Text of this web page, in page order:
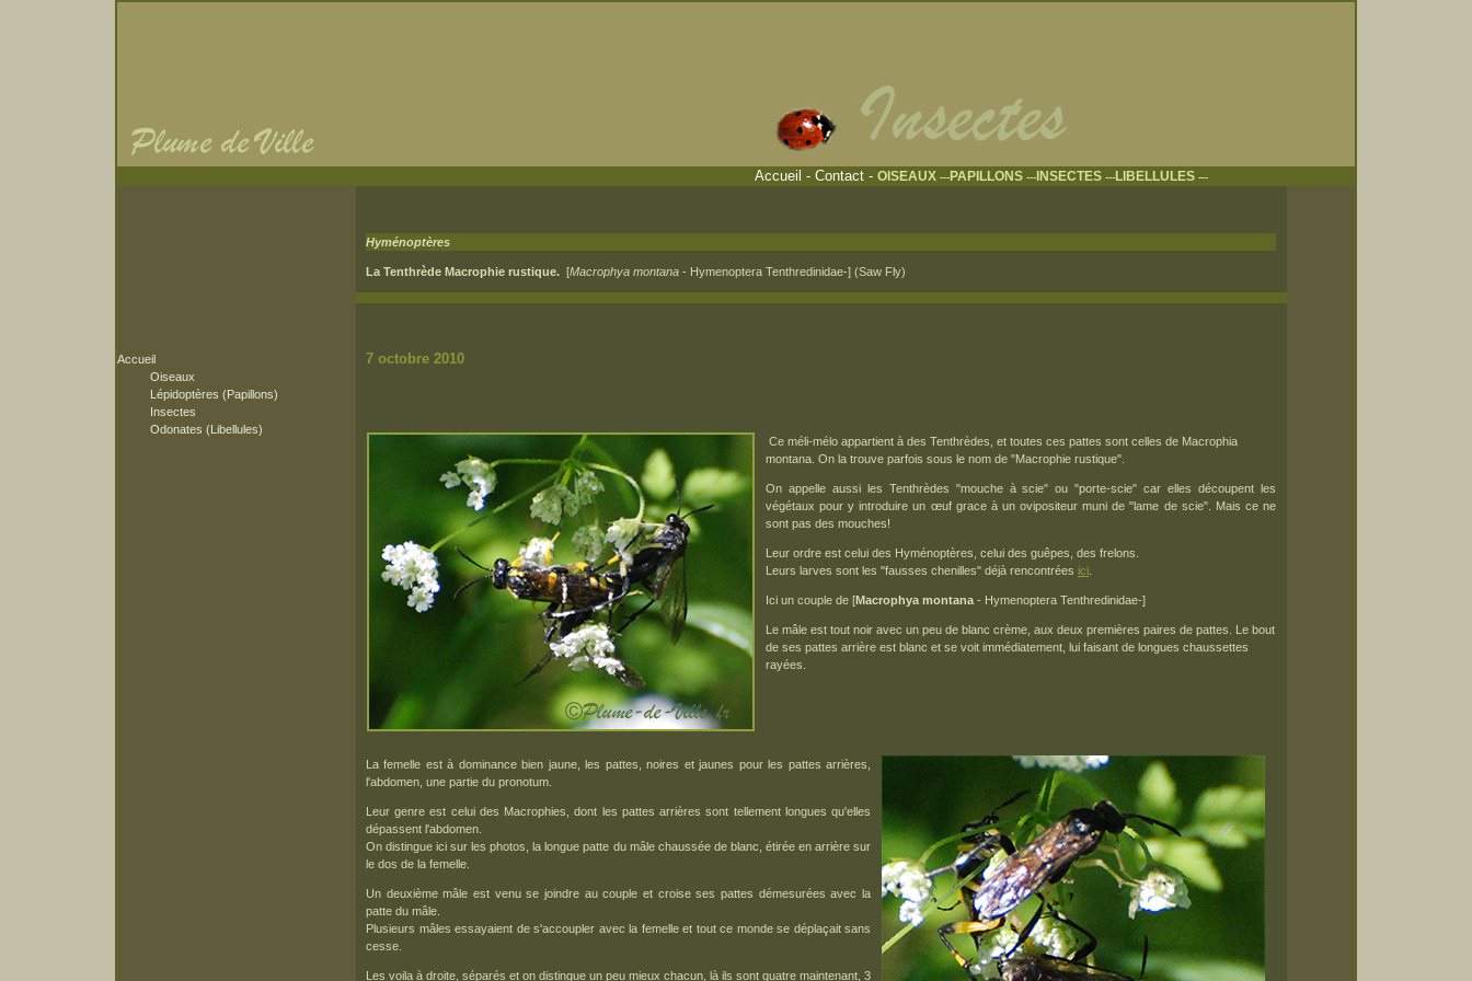
Accueil - Contact- OISEAUX ---PAPILLONS ---INSECTES ---LIBELLULES ---
Accueil
Oiseaux
Lépidoptères (Papillons)
Insectes
Odonates (Libellules)
Hyménoptères
La Tenthrède Macrophie rustique. [Macrophya montana - Hymenoptera Tenthredinidae-] (Saw Fly)
7 octobre 2010
Ce méli-mélo appartient à des Tenthrèdes, et toutes ces pattes sont celles de Macrophia
montana. On la trouve parfois sous le nom de "Macrophie rustique".
On appelle aussi les Tenthrèdes "mouche à scie" ou "porte-scie" car elles découpent les
végétaux pour y introduire un œuf grace à un ovipositeur muni de "lame de scie". Mais ce ne
sont pas des mouches!
Leur ordre est celui des Hyménoptères, celui des guêpes, des frelons.
Leurs larves sont les "fausses chenilles" déjà rencontrées ici
Ici un couple de [Macrophya montana - Hymenoptera Tenthredinidae-]
Le mâle est tout noir avec un peu de blanc crème, aux deux premières paires de pattes. Le bout
de ses pattes arrière est blanc et se voit immédiatement, lui faisant de longues chaussettes
rayées.
La femelle est à dominance bien jaune, les pattes, noires et jaunes pour les pattes arrières,
l'abdomen, une partie du pronotum.
Leur genre est celui des Macrophies, dont les pattes arrières sont tellement longues qu'elles
dépassent l'abdomen.
On distingue ici sur les photos, la longue patte du mâle chaussée de blanc, étirée en arrière sur
le dos de la femelle.
Un deuxième mâle est venu se joindre au couple et croise ses pattes démesurées avec la
patte du mâle.
Plusieurs mâles essayaient de s'accoupler avec la femelle et tout ce monde se déplaçait sans
cesse.
Les voila à droite, séparés et on distingue un peu mieux chacun, là ils sont quatre maintenant, 3